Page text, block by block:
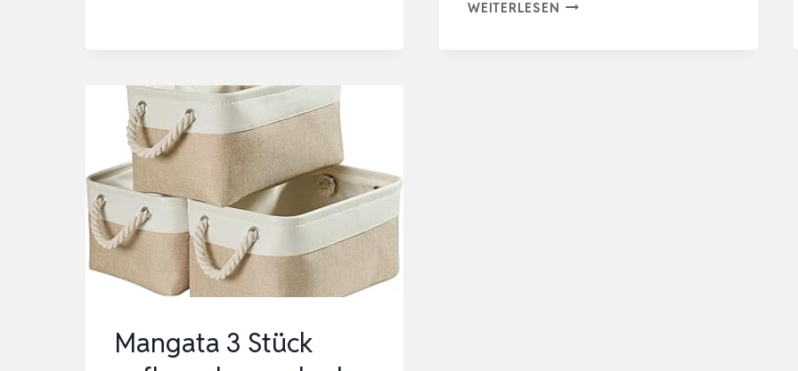
KÖRBCHEN
STAPELBARE
KÖRBCHEN
FÜR
…
WEITERLESEN UVELLGIFT
Mangata 3 Stück